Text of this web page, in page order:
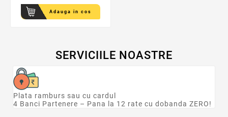
Adauga in cos
SERVICIILE NOASTRE
Plata ramburs sau cu cardul
4 Banci Partenere – Pana la 12 rate cu dobanda ZERO!